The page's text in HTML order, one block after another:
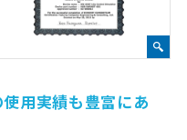
用実績も豊富にあ